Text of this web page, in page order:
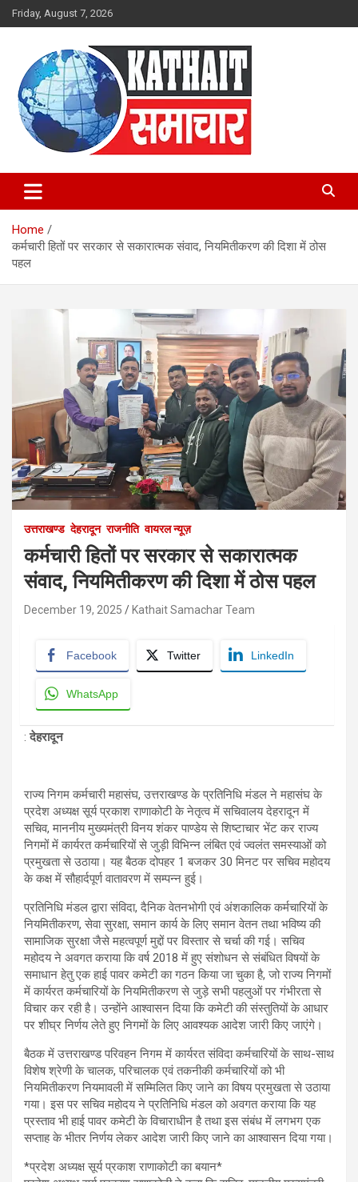
Skip
to
Friday, August 7, 2026
Kathait Samachar – Latest
Uttarakhand News in Hindi,
Uttarakhand News Headlines
Home
कर्मचारी हितों पर सरकार से सकारात्मक संवाद, नियमितीकरण की दिशा में ठोस
पहल
उत्तराखण्ड देहरादून राजनीति वायरल न्यूज़
कर्मचारी हितों पर सरकार से सकारात्मक
संवाद, नियमितीकरण की दिशा में ठोस पहल
December 19, 2025 Kathait Samachar Team
Facebook Twitter LinkedIn
WhatsApp
:देहरादून
राज्य निगम कर्मचारी महासंघ, उत्तराखण्ड के प्रतिनिधि मंडल ने महासंघ के
प्रदेश अध्यक्ष सूर्य प्रकाश राणाकोटी के नेतृत्व में सचिवालय देहरादून में
सचिव, माननीय मुख्यमंत्री विनय शंकर पाण्डेय से शिष्टाचार भेंट कर राज्य
निगमों में कार्यरत कर्मचारियों से जुड़ी विभिन्न लंबित एवं ज्वलंत समस्याओं को
प्रमुखता से उठाया। यह बैठक दोपहर 1 बजकर 30 मिनट पर सचिव महोदय
के कक्ष में सौहार्दपूर्ण वातावरण में सम्पन्न हुई।
प्रतिनिधि मंडल द्वारा संविदा, दैनिक वेतनभोगी एवं अंशकालिक कर्मचारियों के
नियमितीकरण, सेवा सुरक्षा, समान कार्य के लिए समान वेतन तथा भविष्य की
सामाजिक सुरक्षा जैसे महत्वपूर्ण मुद्दों पर विस्तार से चर्चा की गई। सचिव
महोदय ने अवगत कराया कि वर्ष 2018 में हुए संशोधन से संबंधित विषयों के
समाधान हेतु एक हाई पावर कमेटी का गठन किया जा चुका है, जो राज्य निगमों
में कार्यरत कर्मचारियों के नियमितीकरण से जुड़े सभी पहलुओं पर गंभीरता से
विचार कर रही है। उन्होंने आश्वासन दिया कि कमेटी की संस्तुतियों के आधार
पर शीघ्र निर्णय लेते हुए निगमों के लिए आवश्यक आदेश जारी किए जाएंगे।
बैठक में उत्तराखण्ड परिवहन निगम में कार्यरत संविदा कर्मचारियों के साथ-साथ
विशेष श्रेणी के चालक, परिचालक एवं तकनीकी कर्मचारियों को भी
नियमितीकरण नियमावली में सम्मिलित किए जाने का विषय प्रमुखता से उठाया
गया। इस पर सचिव महोदय ने प्रतिनिधि मंडल को अवगत कराया कि यह
प्रस्ताव भी हाई पावर कमेटी के विचाराधीन है तथा इस संबंध में लगभग एक
सप्ताह के भीतर निर्णय लेकर आदेश जारी किए जाने का आश्वासन दिया गया।
*प्रदेश अध्यक्ष सूर्य प्रकाश राणाकोटी का बयान*